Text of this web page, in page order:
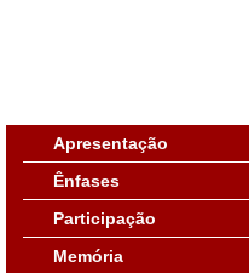
Apresentação
Ênfases
Participação
Memória